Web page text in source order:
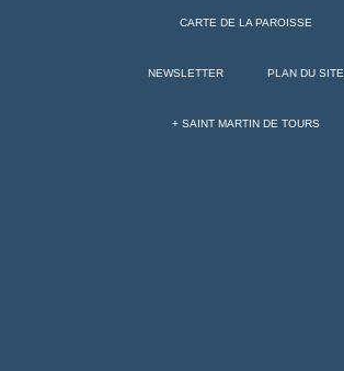
CARTE DE LA PAROISSE
NEWSLETTER PLAN DU SITE
+ SAINT MARTIN DE TOURS